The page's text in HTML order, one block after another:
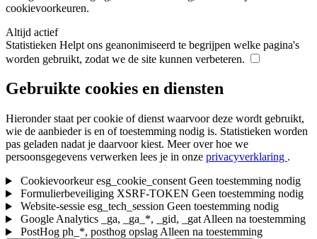
cookievoorkeuren.
Altijd actief
Statistieken Helpt ons geanonimiseerd te begrijpen welke pagina's
worden gebruikt, zodat we de site kunnen verbeteren.
Gebruikte cookies en diensten
Hieronder staat per cookie of dienst waarvoor deze wordt gebruikt,
wie de aanbieder is en of toestemming nodig is. Statistieken worden
pas geladen nadat je daarvoor kiest. Meer over hoe we
persoonsgegevens verwerken lees je in onze privacyverklaring .
Cookievoorkeuresg_cookie_consent Geen toestemming nodig
Formulierbeveiliging XSRF-TOKEN Geen toestemming nodig
Website-sessie esg_tech_session Geen toestemming nodig
Google Analytics
_ga, _ga_*, _gid, _gat Alleen na toestemming
PostHog ph_*, posthog opslag Alleen na toestemming